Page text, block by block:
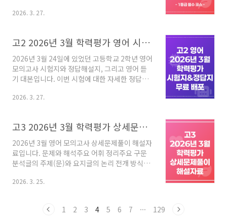
하게 복습하면서 다음 시험을 준비하시면 좋겠습
풀이해설 - 쏠북고2 2026년 3월 학력평가 상세
문제풀이 자료입니다. 수능영어가 갈수록 어려워
지고 있습니다. 이럴수록 대충 스킬을 적용하여
문제를 푸는 것이 아니라 정공법으로 정확하게
문장을 이해할 수 있solvook.com
2026. 3. 27.
고2 2026년 3월 학력평가 영어 시험지와 정답 해설지 무료 받기
2026년 3월 24일에 있었던 고등학교 2학년 영어
모의고사 시험지와 정답해설지, 그리고 영어 듣
기 대본입니다. 이번 시험에 대한 자세한 정답풀
주세요. 고2 2026년 3월 학력평가 상세풀이해설
니다. 이럴수록 대충 스킬을 적용하여 문제를 푸
는 것이 아니라 정공법으로 정확하게 문장을 이
해할 수 있solvook.com
2026. 3. 27.
고3 2026년 3월 학력평가 상세문제풀이
2026년 3월 영어 모의고사 상세문제풀이 해설자
료입니다. 문제와 해석주요 어휘 정리주요 구문
분석글의 주제(문)와 요지글의 논리 전개 방식정
맞추는 것에 그치기 보다는하나라도 정확하게 왜
세문제풀이해설 - 쏠북고3 2026년 3월 학력평가
2026. 3. 25.
1 2 3 4 5 6 7 ··· 129